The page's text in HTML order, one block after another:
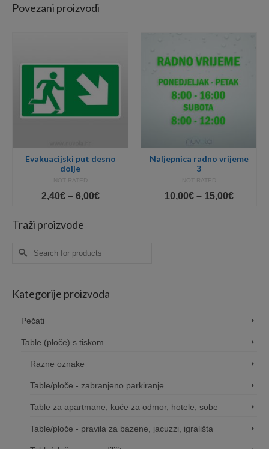
Povezani proizvodi
Evakuacijski put desno
dolje
NOT RATED
2,40€ – 6,00€Price
Naljepnica radno vrijeme
3
NOT RATED
10,00€ – 15,00€Price
Traži proizvode
Search
Kategorije proizvoda
Pečati
Table (ploče) s tiskom
Razne oznake
Table/ploče - zabranjeno parkiranje
Table za apartmane, kuće za odmor, hotele, sobe
Table/ploče - pravila za bazene, jacuzzi, igrališta